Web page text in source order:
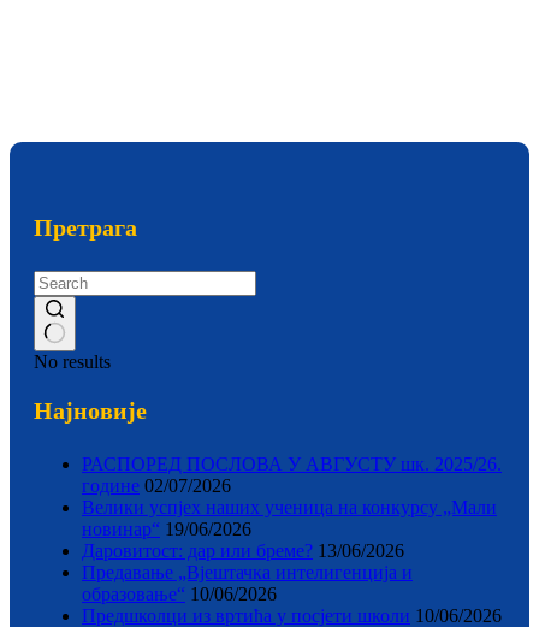
Претрага
No results
Најновије
РАСПОРЕД ПОСЛОВА У АВГУСТУ шк. 2025/26.
године 02/07/2026
Велики успјех наших ученица на конкурсу „Мали
новинар“ 19/06/2026
Даровитост: дар или бреме? 13/06/2026
Предавање „Вјештачка интелигенција и
образовање“ 10/06/2026
Предшколци из вртића у посјети школи 10/06/2026